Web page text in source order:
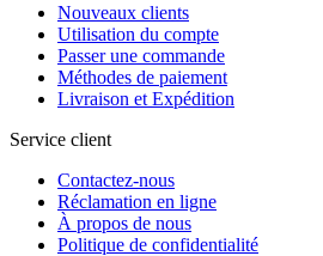
Nouveaux clients
Utilisation du compte
Passer une commande
Méthodes de paiement
Livraison et Expédition
Service client
Contactez-nous
Réclamation en ligne
À propos de nous
Politique de confidentialité